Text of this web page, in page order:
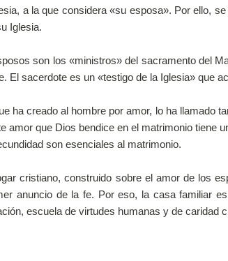
a la que considera «su esposa». Por ello,
Iglesia.
son los «ministros» del sacramento del
El sacerdote es un «testigo de la Iglesia» que
al hombre por amor, lo ha llamado
amor que Dios bendice en el matrimonio tiene
son esenciales al matrimonio.
construido sobre el amor de los
anuncio de la fe. Por eso, la casa familiar
escuela de virtudes humanas y de caridad